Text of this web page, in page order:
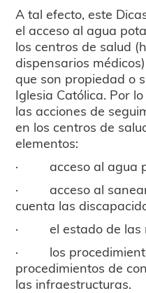
A tal efecto, este
el acceso al agua
los centros de salud
dispensarios
que son propiedad o
Iglesia Católica. Por
las acciones de
en los centros de
elementos:
· acceso al agua
· acceso al
cuenta las
· el estado de las
· los
procedimientos de
las infraestructuras.